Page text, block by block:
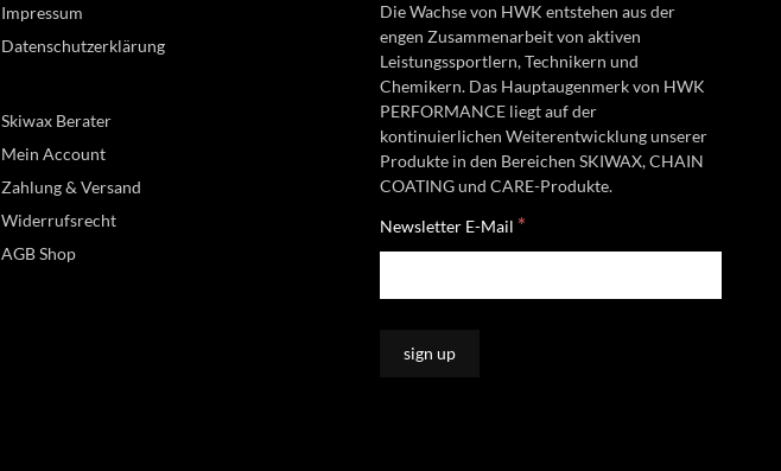
Impressum
Datenschutzerklärung
Skiwax Berater
Mein Account
Zahlung & Versand
Widerrufsrecht
AGB Shop
Die Wachse von HWK entstehen aus der
engen Zusammenarbeit von aktiven
Leistungssportlern, Technikern und
Chemikern. Das Hauptaugenmerk von HWK
PERFORMANCE liegt auf der
kontinuierlichen Weiterentwicklung unserer
Produkte in den Bereichen SKIWAX, CHAIN
COATING und CARE-Produkte.
Newsletter E-Mail *